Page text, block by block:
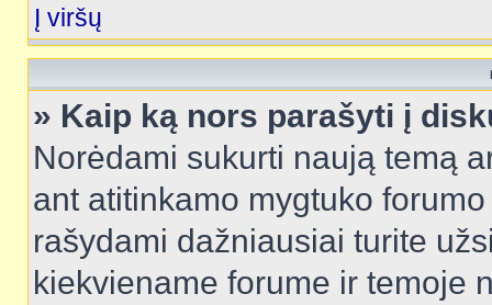
Į viršų
» Kaip ką nors parašyti į
Norėdami sukurti naują temą
ant atitinkamo mygtuko
rašydami dažniausiai turite
kiekviename forume ir temoje